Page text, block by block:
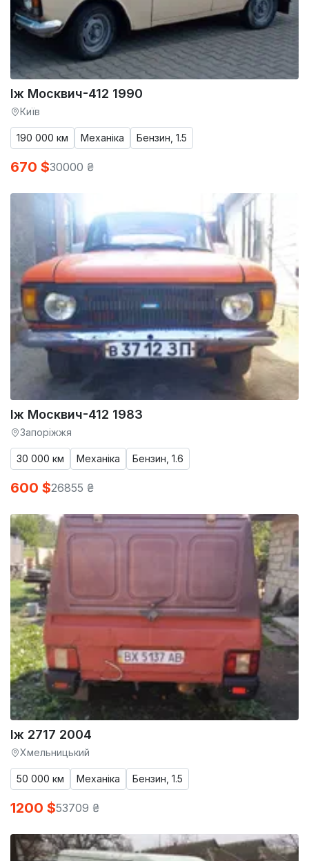
Іж Москвич-412 1990
Київ
190 000 км Механіка Бензин, 1.5
670 $30000 ₴
Іж Москвич-412 1983
Запоріжжя
30 000 км Механіка Бензин, 1.6
600 $26855 ₴
Іж 2717 2004
Хмельницький
50 000 км Механіка Бензин, 1.5
1200 $53709 ₴